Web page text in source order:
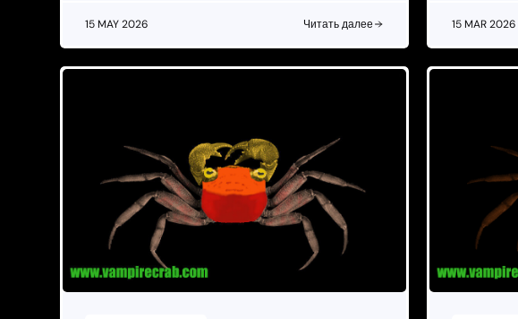
15 MAY 2026 Читать далее 15 MAR 2026